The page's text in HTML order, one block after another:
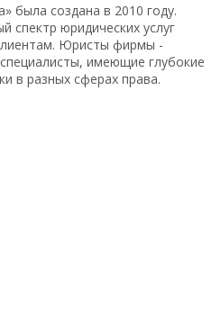
была создана в 2010 году.
спектр юридических услуг
Юристы фирмы -
имеющие глубокие
в разных сферах права.